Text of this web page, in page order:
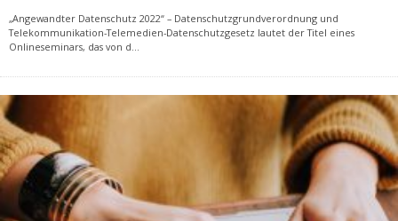
„Angewandter Datenschutz 2022“ – Datenschutzgrundverordnung und
Telekommunikation-Telemedien-Datenschutzgesetz lautet der Titel eines
Onlineseminars, das von d...